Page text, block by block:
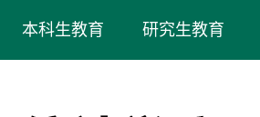
本科生教育 研究生教育